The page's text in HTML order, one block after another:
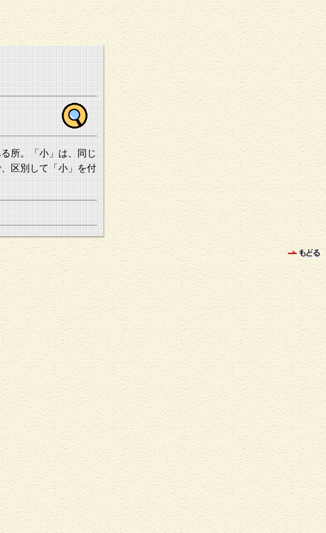
所。「小」は、同じ
区別して「小」を付